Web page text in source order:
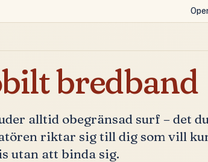
bredband
alltid obegränsad surf – det du
riktar sig till dig som vill
utan att binda sig.